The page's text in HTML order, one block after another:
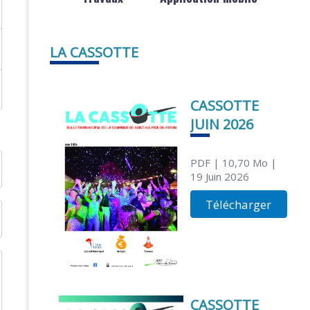
LA CASSOTTE
CASSOTTE
JUIN 2026
PDF| 10,70 Mo |
19 Juin 2026
Télécharger
CASSOTTE